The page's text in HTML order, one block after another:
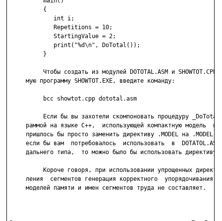
          {
             int i;
             Repetitions = 10;
             StartingValue = 2;
             print("%d\n", DoTotal());
          }
Чтобы создать из модулей DOTOTAL.ASM и SHOWTOT.CPP
     мую программу SHOWTOT.EXE, введите команду:
          bcc showtot.cpp dototal.asm
Если бы вы захотели скомпоновать процедуру _DoTotal
раммой на языке C++,  использующей компактную модель
пришлось бы просто заменить директиву .MODEL на .MODEL
если бы вам  потребовалось  использовать  в  DOTATOL.ASM
дальнего типа,  то можно было бы использовать директиву
Короче говоря, при использовании упрощенных
ления  сегментов генерация корректного  упорядочивания
     моделей памяти и имен сегментов труда не составляет.